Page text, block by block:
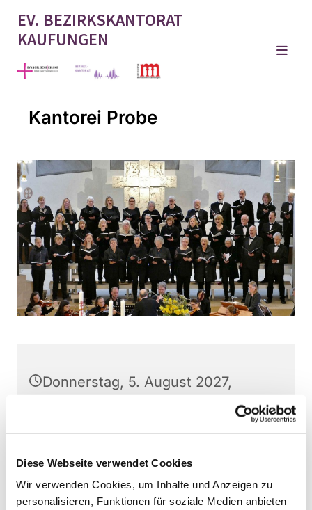
Diese Webseite verwendet Cookies
Wir verwenden Cookies, um Inhalte und Anzeigen zu
personalisieren, Funktionen für soziale Medien anbieten
EV. BEZIRKSKANTORAT
KAUFUNGEN
Kantorei Probe
Donnerstag, 5. August 2027,
Schulstraße 22, 34260 Kaufungen
Kaufunger Kantorei, Martin